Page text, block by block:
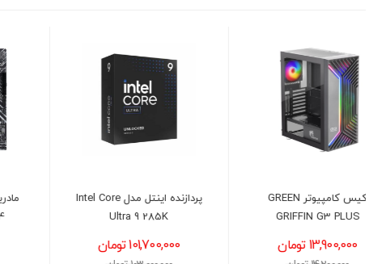
پردازنده اینتل مدل Intel Core
Ultra 9 285K
101,700,000 تومان
مادربرد ایسوس مدل ASUS
PRIME H610M-K D4
19,200,000 تومان